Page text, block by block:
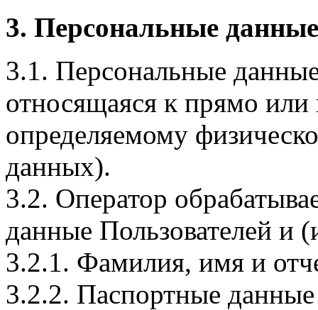
3. Персональные
3.1. Персональные
относящаяся к прямо
определяемому
данных).
3.2. Оператор
данные Пользователей и
3.2.1. Фамилия, имя и
3.2.2. Паспортные